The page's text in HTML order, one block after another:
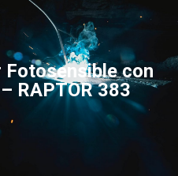
Fotosensible con
RAPTOR 383